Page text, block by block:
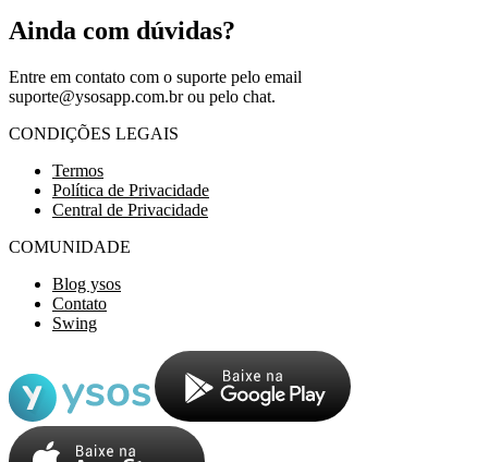
Ainda com dúvidas?
Entre em contato com o suporte pelo email
suporte@ysosapp.com.brou pelo chat.
CONDIÇÕES LEGAIS
Termos
Política de Privacidade
Central de Privacidade
COMUNIDADE
Blog ysos
Contato
Swing